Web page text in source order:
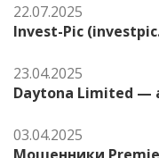
22.07.2025
Invest-Pic
23.04.2025
Daytona Limited —
03.04.2025